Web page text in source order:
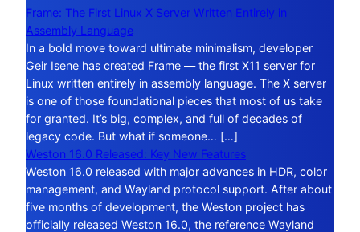
Frame: The First Linux X Server Written Entirely in
Assembly Language
In a bold move toward ultimate minimalism, developer
Geir Isene has created Frame — the first X11 server for
Linux written entirely in assembly language. The X server
is one of those foundational pieces that most of us take
for granted. It’s big, complex, and full of decades of
legacy code. But what if someone… […]
Weston 16.0 Released: Key New Features
Weston 16.0 released with major advances in HDR, color
management, and Wayland protocol support. After about
five months of development, the Weston project has
officially released Weston 16.0, the reference Wayland